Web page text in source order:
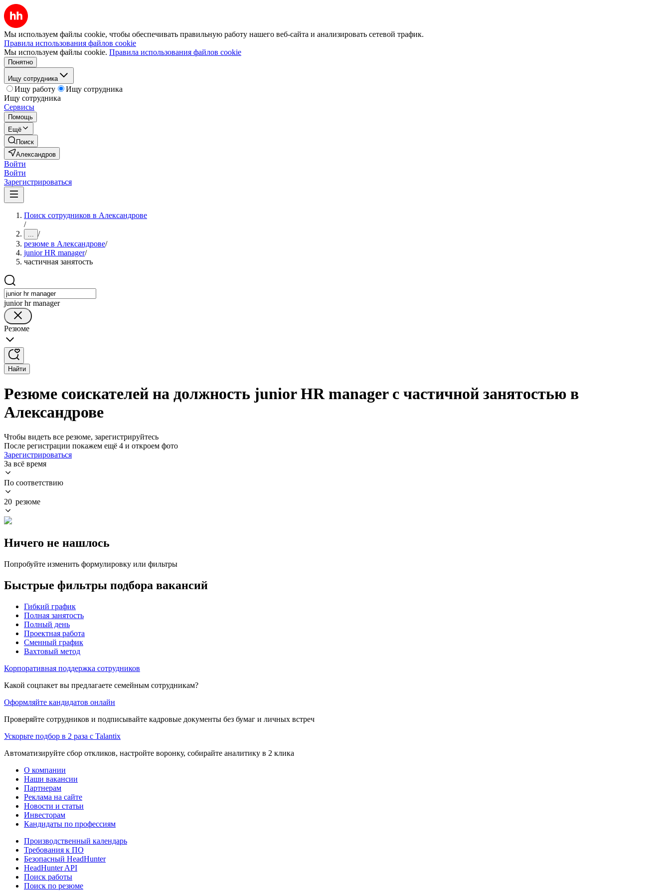
Мы используем файлы cookie, чтобы обеспечивать правильную работу нашего веб-сайта и анализировать сетевой трафик.
Правила использования файлов cookie
Мы используем файлы cookie. Правила использования файлов cookie
Понятно
Ищу сотрудника
Ищу работу
Ищу сотрудника
Ищу сотрудника
Сервисы
Помощь
Ещё
Поиск
Александров
Войти
Войти
Зарегистрироваться
Поиск сотрудников в Александрове
/
... /
резюме в Александрове/
junior HR manager/
частичная занятость
junior hr manager
Резюме
Найти
Резюме соискателей на должность junior HR manager с частичной занятостью в
Александрове
Чтобы видеть все резюме, зарегистрируйтесь
После регистрации покажем ещё 4 и откроем фото
Зарегистрироваться
За всё время
По соответствию
20 резюме
Ничего не нашлось
Попробуйте изменить формулировку или фильтры
Быстрые фильтры подбора вакансий
Гибкий график
Полная занятость
Полный день
Проектная работа
Сменный график
Вахтовый метод
Корпоративная поддержка сотрудников
Какой соцпакет вы предлагаете семейным сотрудникам?
Оформляйте кандидатов онлайн
Проверяйте сотрудников и подписывайте кадровые документы без бумаг и личных встреч
Ускорьте подбор в 2 раза с Talantix
Автоматизируйте сбор откликов, настройте воронку, собирайте аналитику в 2 клика
О компании
Наши вакансии
Партнерам
Реклама на сайте
Новости и статьи
Инвесторам
Кандидаты по профессиям
Производственный календарь
Требования к ПО
Безопасный HeadHunter
HeadHunter API
Поиск работы
Поиск по резюме